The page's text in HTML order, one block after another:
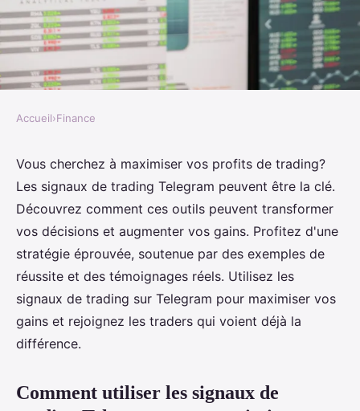
Optimisez vos profits grâce aux
signaux trading telegram
Maryam•24 juillet 2024•3 min de lecture
Accueil›Finance
Vous cherchez à maximiser vos profits de trading?
Les signaux de trading Telegram peuvent être la clé.
Découvrez comment ces outils peuvent transformer
vos décisions et augmenter vos gains. Profitez d'une
stratégie éprouvée, soutenue par des exemples de
réussite et des témoignages réels. Utilisez les
signaux de trading sur Telegram pour maximiser vos
gains et rejoignez les traders qui voient déjà la
différence.
Comment utiliser les signaux de